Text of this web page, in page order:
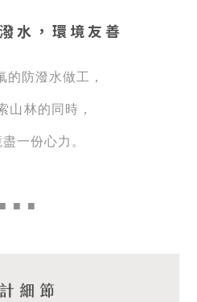
水，環境友善
的防潑水做工，
山林的同時，
一份心力。
■ ■ ■